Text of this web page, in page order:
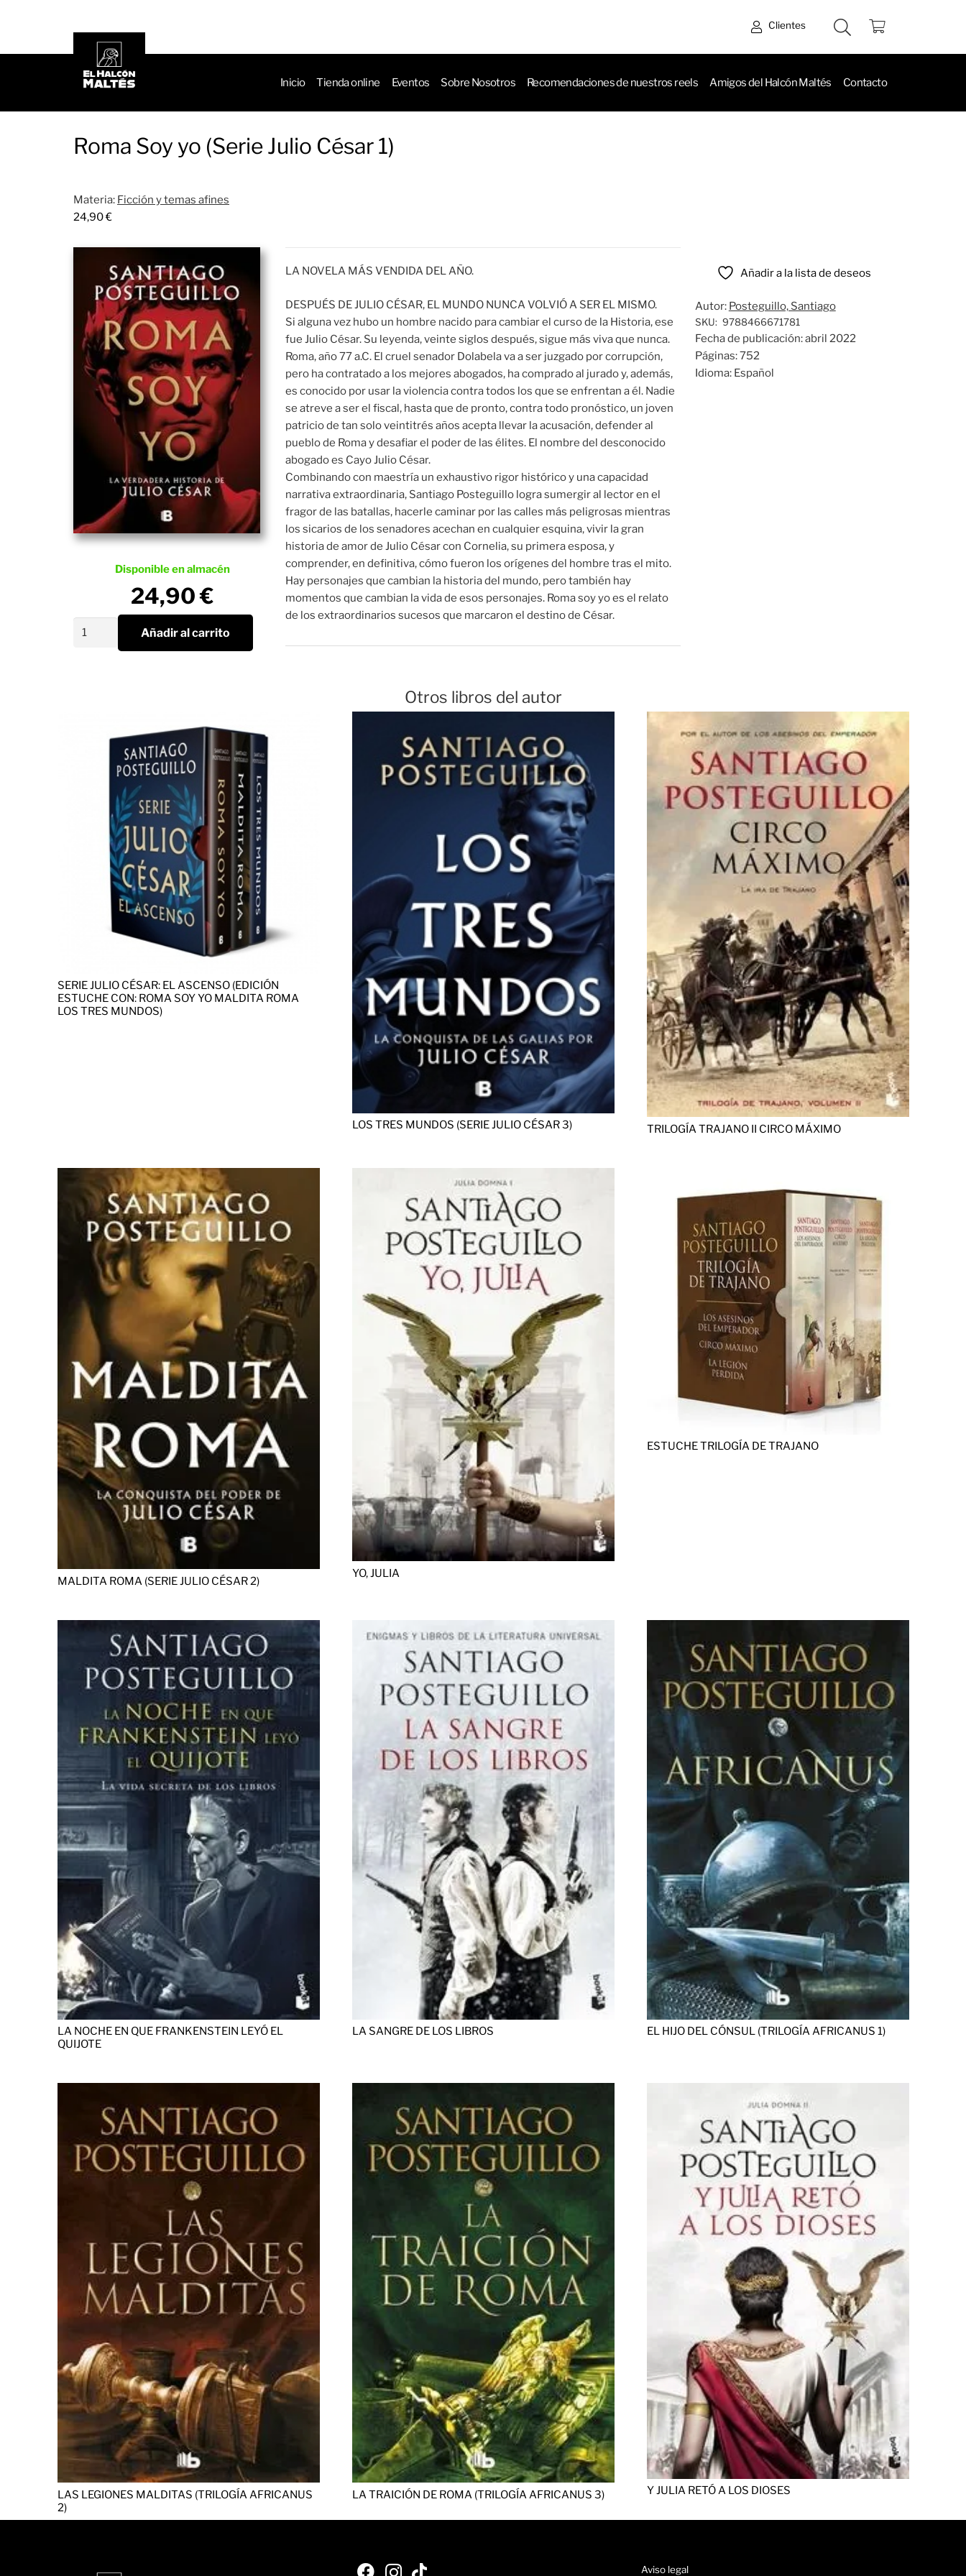
Clientes
productos
Inicio Tienda online Eventos Sobre Nosotros Recomendaciones de nuestros reels Amigos del Halcón Maltés Contacto
Roma Soy yo (Serie Julio César 1)
Materia: Ficción y temas afines
24,90€
Disponible en almacén
24,90€
Roma
Añadir al carrito
LA NOVELA MÁS VENDIDA DEL AÑO.
DESPUÉS DE JULIO CÉSAR, EL MUNDO NUNCA VOLVIÓ A SER EL MISMO.
Si alguna vez hubo un hombre nacido para cambiar el curso de la Historia, ese
fue Julio César. Su leyenda, veinte siglos después, sigue más viva que nunca.
Roma, año 77 a.C. El cruel senador Dolabela va a ser juzgado por corrupción,
pero ha contratado a los mejores abogados, ha comprado al jurado y, además,
es conocido por usar la violencia contra todos los que se enfrentan a él. Nadie
se atreve a ser el fiscal, hasta que de pronto, contra todo pronóstico, un joven
patricio de tan solo veintitrés años acepta llevar la acusación, defender al
pueblo de Roma y desafiar el poder de las élites. El nombre del desconocido
abogado es Cayo Julio César.
Combinando con maestría un exhaustivo rigor histórico y una capacidad
narrativa extraordinaria, Santiago Posteguillo logra sumergir al lector en el
fragor de las batallas, hacerle caminar por las calles más peligrosas mientras
los sicarios de los senadores acechan en cualquier esquina, vivir la gran
historia de amor de Julio César con Cornelia, su primera esposa, y
comprender, en definitiva, cómo fueron los orígenes del hombre tras el mito.
Hay personajes que cambian la historia del mundo, pero también hay
momentos que cambian la vida de esos personajes. Roma soy yo es el relato
de los extraordinarios sucesos que marcaron el destino de César.
Añadir a la lista de deseos
Autor: Posteguillo, Santiago
SKU: 9788466671781
Fecha de publicación:abril 2022
Páginas:752
Idioma: Español
Otros libros del autor
SERIE JULIO CÉSAR: EL ASCENSO (EDICIÓN
ESTUCHE CON: ROMA SOY YO MALDITA ROMA
LOS TRES MUNDOS)
LOS TRES MUNDOS (SERIE JULIO CÉSAR 3) TRILOGÍA TRAJANO II CIRCO MÁXIMO
MALDITA ROMA (SERIE JULIO CÉSAR 2)
YO, JULIA
ESTUCHE TRILOGÍA DE TRAJANO
LA NOCHE EN QUE FRANKENSTEIN LEYÓ EL
QUIJOTE
LA SANGRE DE LOS LIBROS EL HIJO DEL CÓNSUL (TRILOGÍA AFRICANUS 1)
LAS LEGIONES MALDITAS (TRILOGÍA AFRICANUS
2)
LA TRAICIÓN DE ROMA (TRILOGÍA AFRICANUS 3) Y JULIA RETÓ A LOS DIOSES
Aviso legal